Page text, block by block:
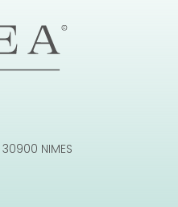
NIMES